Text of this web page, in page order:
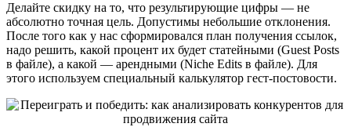
Делайте скидку на то, что результирующие цифры — не
абсолютно точная цель. Допустимы небольшие отклонения.
После того как у нас сформировался план получения ссылок,
надо решить, какой процент их будет статейными (Guest Posts
в файле), а какой — арендными (Niche Edits в файле). Для
этого используем специальный калькулятор гест-постовости.